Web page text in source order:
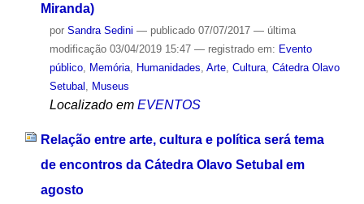
Miranda)
por Sandra Sedini — publicado07/07/2017 — última
modificação03/04/2019 15:47 — registrado em: Evento
público, Memória, Humanidades Arte, Cultura, Cátedra Olavo
Setubal
Museus
Localizado em EVENTOS
Relação entre arte, cultura e política será tema
de encontros da Cátedra Olavo Setubal em
agosto